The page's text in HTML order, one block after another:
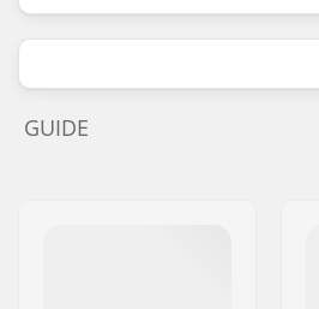
GUIDE